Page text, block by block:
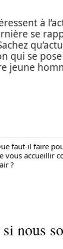
à
se
qui se
jeune
faut-il faire
vous accueillir
?
nous